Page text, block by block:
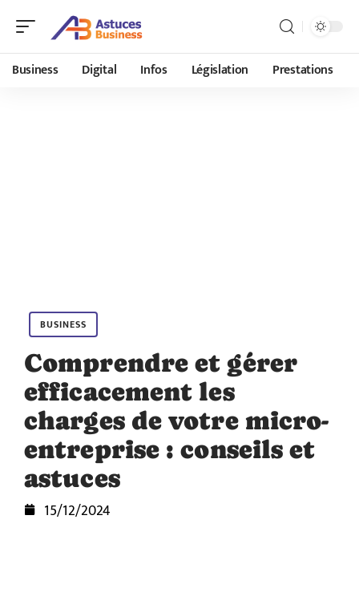
Business Digital Infos Législation Prestations
BUSINESS
Comprendre et gérer
efficacement les
charges de votre micro-
entreprise : conseils et
astuces
15/12/2024